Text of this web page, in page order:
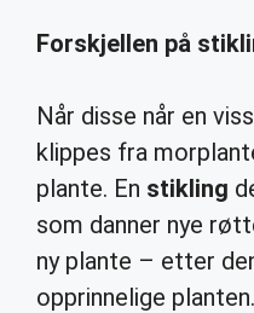
Forskjellen på
Når disse når en
klippes fra
plante. En stikling
som danner nye
ny plante – etter
opprinnelige planten.